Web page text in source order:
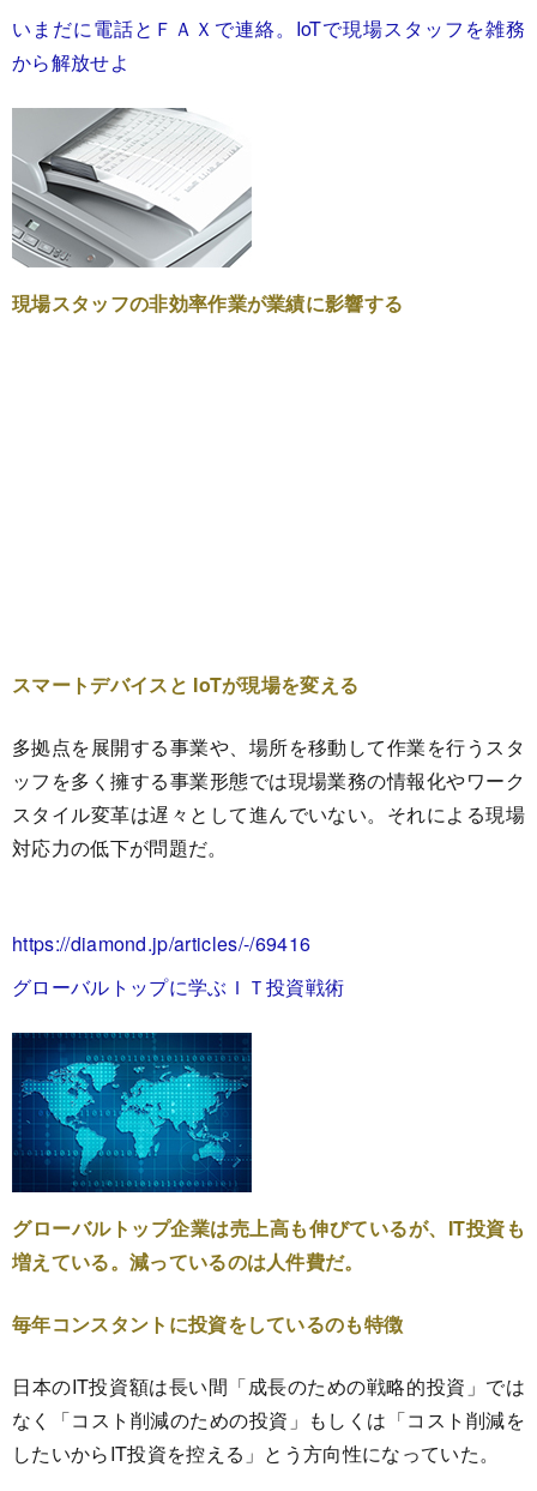
いまだに電話とＦＡＸで連絡。IoTで現場スタッフを雑務
から解放せよ
現場スタッフの非効率作業が業績に影響する
スマートデバイスと IoTが現場を変える
多拠点を展開する事業や、場所を移動して作業を行うスタ
ッフを多く擁する事業形態では現場業務の情報化やワーク
スタイル変革は遅々として進んでいない。それによる現場
対応力の低下が問題だ。
https://diamond.jp/articles/-/69416
グローバルトップに学ぶＩＴ投資戦術
グローバルトップ企業は売上高も伸びているが、IT投資も
増えている。減っているのは人件費だ。
毎年コンスタントに投資をしているのも特徴
日本のIT投資額は長い間「成長のための戦略的投資」では
なく「コスト削減のための投資」もしくは「コスト削減を
したいからIT投資を控える」とう方向性になっていた。